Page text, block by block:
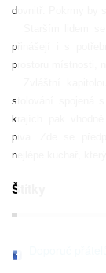
dovnitř. Pokrmy by
Starším lidem
přinášejí i s
prostoru místnosti,
Zvláštní
stolování spojená
krajích pak
piva. Zde se
nejlépe kuchař,
Štítky